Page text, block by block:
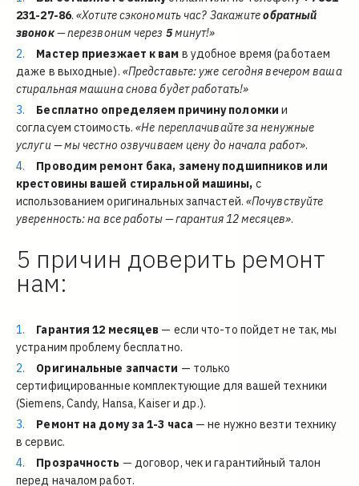
231-27-86. «Хотите сэкономить час? Закажите обратный
звонок — перезвоним через 5 минут!»
Мастер приезжает к вам в удобное время (работаем
даже в выходные). «Представьте: уже сегодня вечером ваша
стиральная машина снова будет работать!»
Бесплатно определяем причину поломки и
согласуем стоимость. «Не переплачивайте за ненужные
услуги — мы честно озвучиваем цену до начала работ».
Проводим ремонт бака, замену подшипников или
крестовины вашей стиральной машины, с
использованием оригинальных запчастей. «Почувствуйте
уверенность: на все работы — гарантия 12 месяцев».
5 причин доверить ремонт
нам:
Гарантия 12 месяцев — если что-то пойдет не так, мы
устраним проблему бесплатно.
Оригинальные запчасти — только
сертифицированные комплектующие для вашей техники
(Siemens, Candy, Hansa, Kaiser и др.).
Ремонт на дому за 1-3 часа — не нужно везти технику
в сервис.
Прозрачность — договор, чек и гарантийный талон
перед началом работ.